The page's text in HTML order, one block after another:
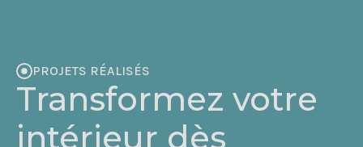
PROJETS RÉALISÉS
Transformez votre
intérieur dès